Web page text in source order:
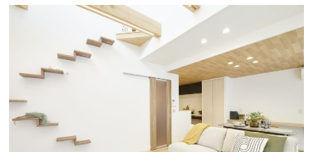
土地の上手な探し方
家づくりの資金計画
設計・施工品質管理